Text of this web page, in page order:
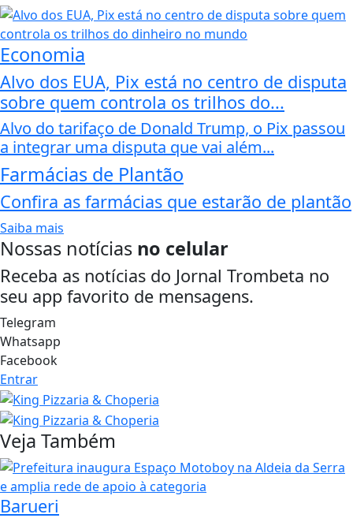
Economia
Alvo dos EUA, Pix está no centro de disputa
sobre quem controla os trilhos do...
Alvo do tarifaço de Donald Trump, o Pix passou
a integrar uma disputa que vai além...
Farmácias de Plantão
Confira as farmácias que estarão de plantão
Saiba mais
Nossas notícias no celular
Receba as notícias do Jornal Trombeta no
seu app favorito de mensagens.
Telegram
Whatsapp
Facebook
Entrar
Veja Também
Barueri